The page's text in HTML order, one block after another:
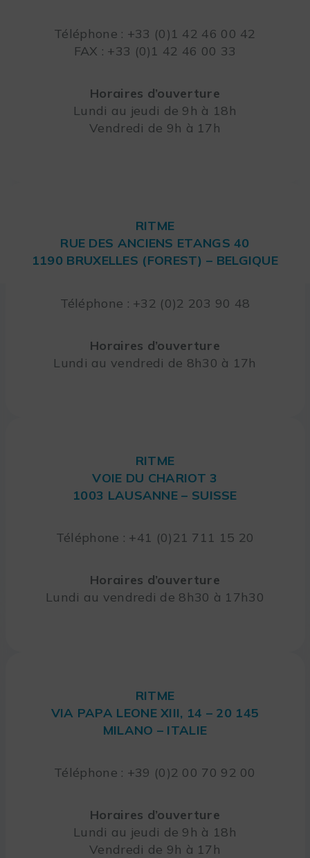
Téléphone : +33 (0)1 42 46 00 42
FAX : +33 (0)1 42 46 00 33
Horaires d’ouverture
Lundi au jeudi de 9h à 18h
Vendredi de 9h à 17h
RITME
RUE DES ANCIENS ETANGS 40
1190 BRUXELLES (FOREST) – BELGIQUE
Téléphone : +32 (0)2 203 90 48
Horaires d’ouverture
Lundi au vendredi de 8h30 à 17h
RITME
VOIE DU CHARIOT 3
1003 LAUSANNE – SUISSE
Téléphone : +41 (0)21 711 15 20
Horaires d’ouverture
Lundi au vendredi de 8h30 à 17h30
RITME
VIA PAPA LEONE XIII, 14 – 20 145
MILANO – ITALIE
Téléphone : +39 (0)2 00 70 92 00
Horaires d’ouverture
Lundi au jeudi de 9h à 18h
Vendredi de 9h à 17h